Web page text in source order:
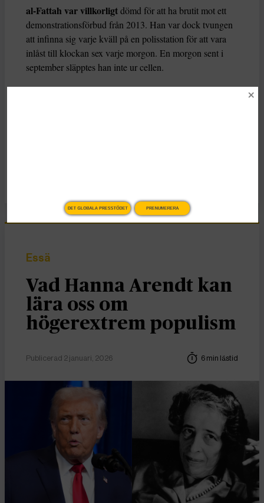
al-Fattah var villkorligtdömd för att ha brutit mot ett
demonstrationsförbud från 2013. Han var dock tvungen
att infinna sig varje kväll på en polisstation för att vara
inlåst till klockan sex varje morgon. En morgon sent i
september släpptes han inte ur cellen.
Essä
Vad Hanna Arendt kan
lära oss om
högerextrem populism
Publicerad 2 januari, 2026 6 min lästid
DET GLOBALA PRESSTÖDET PRENUMERERA